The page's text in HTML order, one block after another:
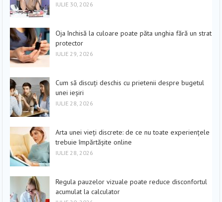
IULIE 30, 2026
Oja închisă la culoare poate păta unghia fără un strat
protector
IULIE 29, 2026
Cum să discuți deschis cu prietenii despre bugetul
unei ieșiri
IULIE 28, 2026
Arta unei vieți discrete: de ce nu toate experiențele
trebuie împărtășite online
IULIE 28, 2026
Regula pauzelor vizuale poate reduce disconfortul
acumulat la calculator